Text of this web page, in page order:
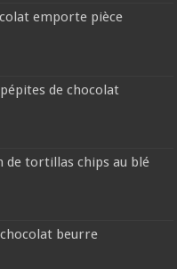
emporte pièce
de chocolat
de tortillas chips au blé
beurre